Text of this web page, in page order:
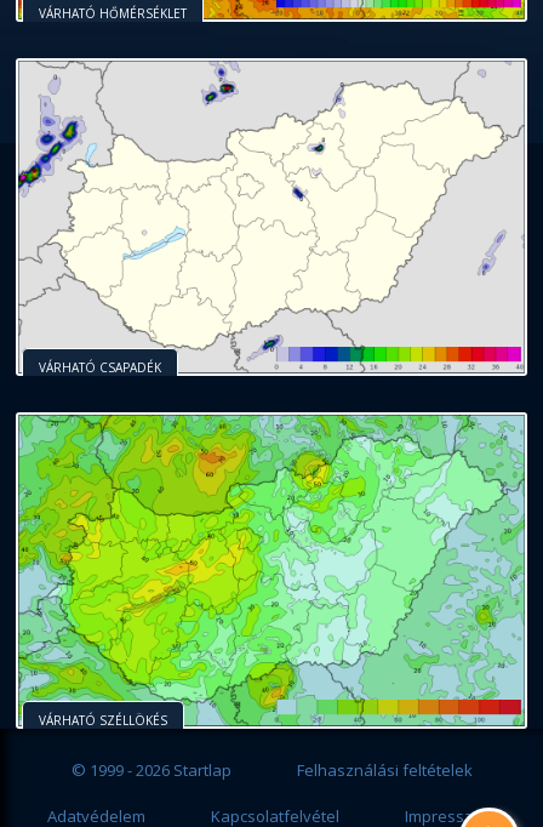
VÁRHATÓ HŐMÉRSÉKLET
VÁRHATÓ CSAPADÉK
VÁRHATÓ SZÉLLÖKÉS
© 1999 - 2026 Startlap Felhasználási feltételek
Adatvédelem Kapcsolatfelvétel Impresszum